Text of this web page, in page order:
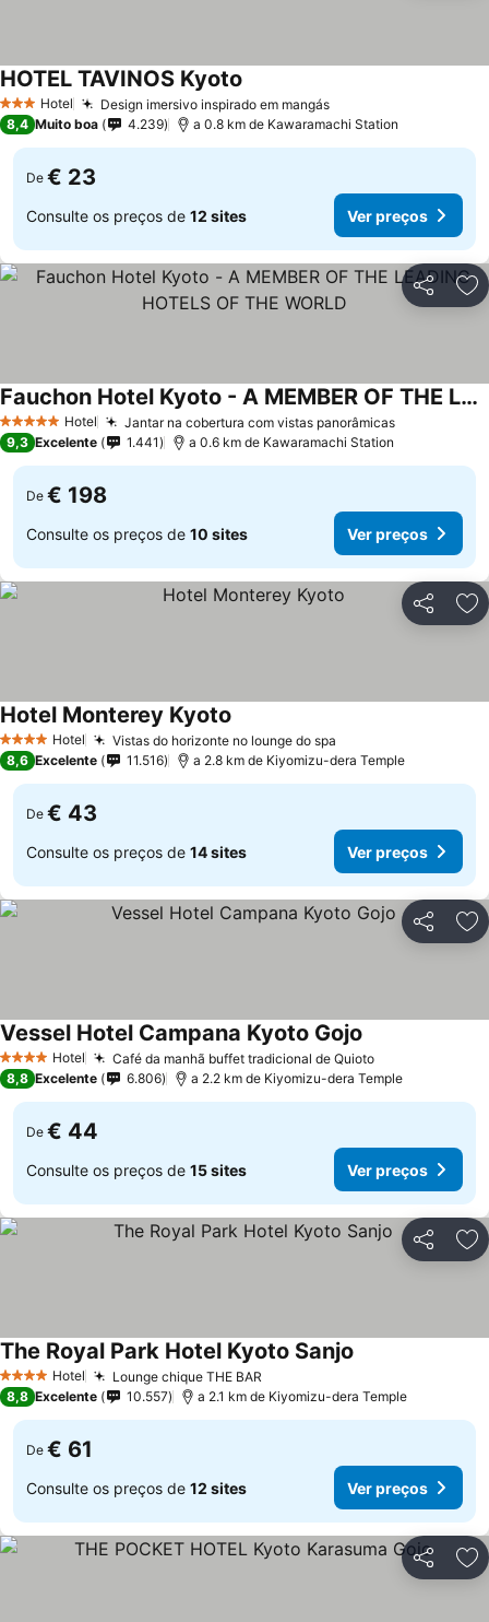
3 EstrelasHotel Design imersivo inspirado em mangásVer preços
HOTEL TAVINOS Kyoto
8,4 Muito boa 4.239 a 0.8 km de Kawaramachi Station
De € 23
Consulte os preços de 12 sites Ver preços
Partilhar
5 Estrelas Hotel Jantar na cobertura com vistas panorâmicasVer preços
Fauchon Hotel Kyoto - A MEMBER OF THE LEADING HOTELS OF THE WORLD
Ver preços
9,3 Excelente 1.441 a 0.6 km de Kawaramachi Station
De € 198
Consulte os preços de 10 sites Ver preços
Partilhar
4 EstrelasHotel Vistas do horizonte no lounge do spa
Hotel Monterey Kyoto
8,6 Excelente 11.516 a 2.8 km de Kiyomizu-dera Temple
De € 43
Consulte os preços de 14 sites Ver preços
Partilhar
4 EstrelasHotel Café da manhã buffet tradicional de QuiotoVer preços
Vessel Hotel Campana Kyoto Gojo
8,8 Excelente 6.806 a 2.2 km de Kiyomizu-dera Temple
De € 44
Consulte os preços de 15 sites Ver preços
Partilhar
4 EstrelasHotel Lounge chique THE BAR
The Royal Park Hotel Kyoto Sanjo
8,8 Excelente 10.557 a 2.1 km de Kiyomizu-dera Temple
De € 61
Consulte os preços de 12 sites Ver preços
Partilhar